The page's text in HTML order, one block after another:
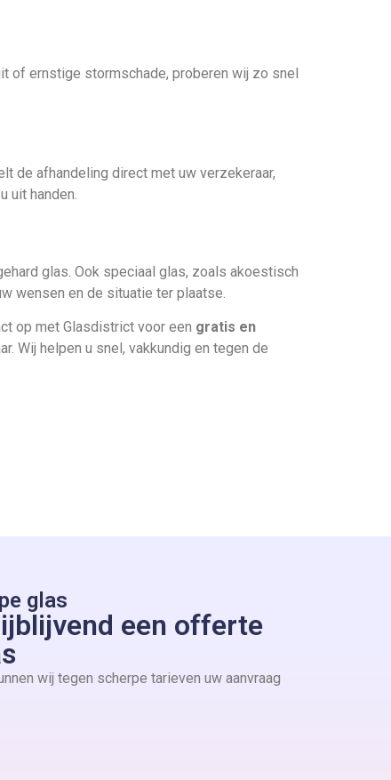
of ernstige stormschade, proberen wij zo snel
de afhandeling direct met uw verzekeraar,
uit handen.
glas. Ook speciaal glas, zoals akoestisch
wensen en de situatie ter plaatse.
op met Glasdistrict voor een gratis en
Wij helpen u snel, vakkundig en tegen de
glas
een offerte
wij tegen scherpe tarieven uw aanvraag